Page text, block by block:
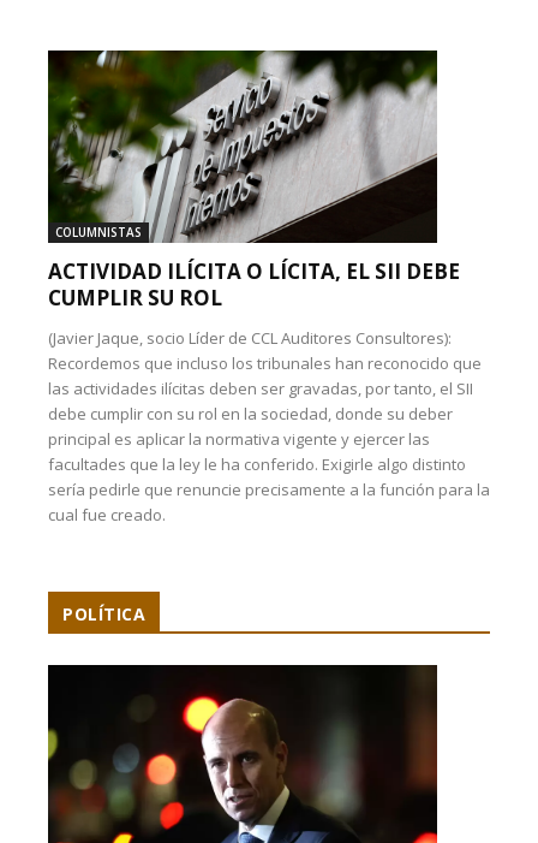
COLUMNISTAS
ACTIVIDAD ILÍCITA O LÍCITA, EL SII DEBE
CUMPLIR SU ROL
(Javier Jaque, socio Líder de CCL Auditores Consultores):
Recordemos que incluso los tribunales han reconocido que
las actividades ilícitas deben ser gravadas, por tanto, el SII
debe cumplir con su rol en la sociedad, donde su deber
principal es aplicar la normativa vigente y ejercer las
facultades que la ley le ha conferido. Exigirle algo distinto
sería pedirle que renuncie precisamente a la función para la
cual fue creado.
POLÍTICA